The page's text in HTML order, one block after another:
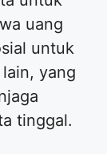
uang
untuk
yang
tinggal.